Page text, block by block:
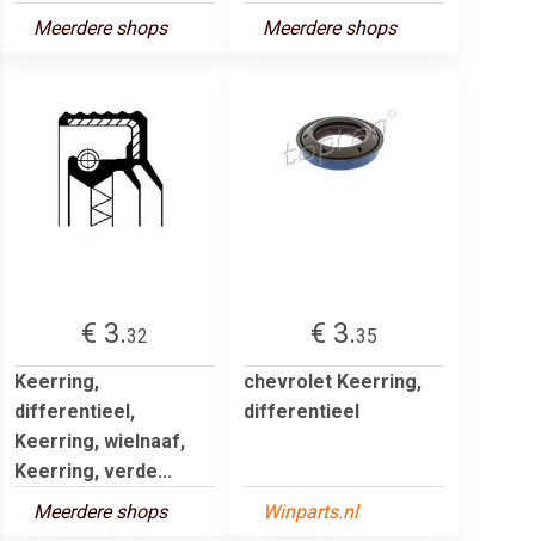
Meerdere shops
Meerdere shops
€ 3.32
Keerring,
differentieel,
Keerring, wielnaaf,
Keerring, verde...
Meerdere shops
€ 3.35
chevrolet Keerring,
differentieel
Winparts.nl